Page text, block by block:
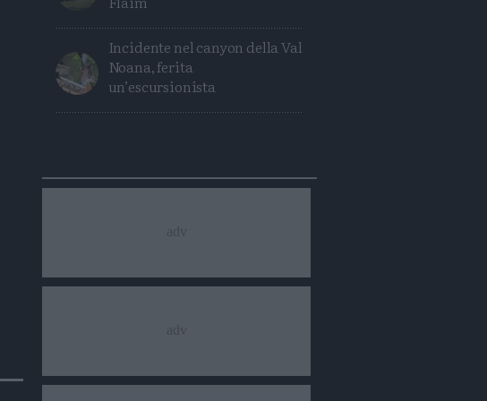
Incidente nel canyon della Val
Noana, ferita
un’escursionista